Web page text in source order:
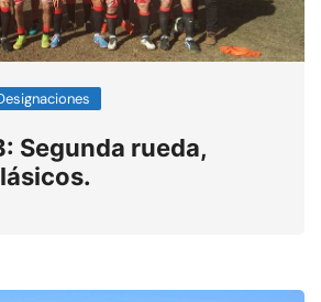
Segunda rueda,